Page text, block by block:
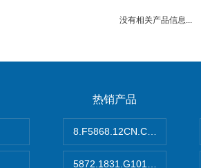
没有相关产品信息...
热销产品
8.F5868.12CN.C122德国
5872.1831.G101德国库伯勒